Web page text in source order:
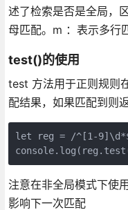
述了检索是否是全局，
母匹配。m ：表示多行
test()的使用
test 方法用于正则规则
配结果，如果匹配到则
let reg = /^[1-
注意在非全局模式下使
影响下一次匹配